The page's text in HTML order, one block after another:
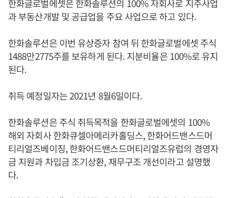
한화글로벌에셋은 한화솔루션의 100% 자회사로 지주사업
과 부동산개발 및 공급업을 주요 사업으로 하고 있다.
한화솔루션은 이번 유상증자 참여 뒤 한화글로벌에셋 주식
1488만2775주를 보유하게 된다. 지분비율은 100%로 유지
된다.
취득 예정일자는 2021년 8월6일이다.
한화솔루션은 주식 취득목적을 한화글로벌에셋의 100%
해외 자회사 한화큐셀아메리카홀딩스, 한화어드밴스드머
티리얼즈베이징, 한화어드밴스드머티리얼즈유럽의 경영자
금 지원과 차입금 조기상환, 재무구조 개선이라고 설명했
다.